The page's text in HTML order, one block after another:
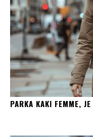
PARKA KAKI FEMME,